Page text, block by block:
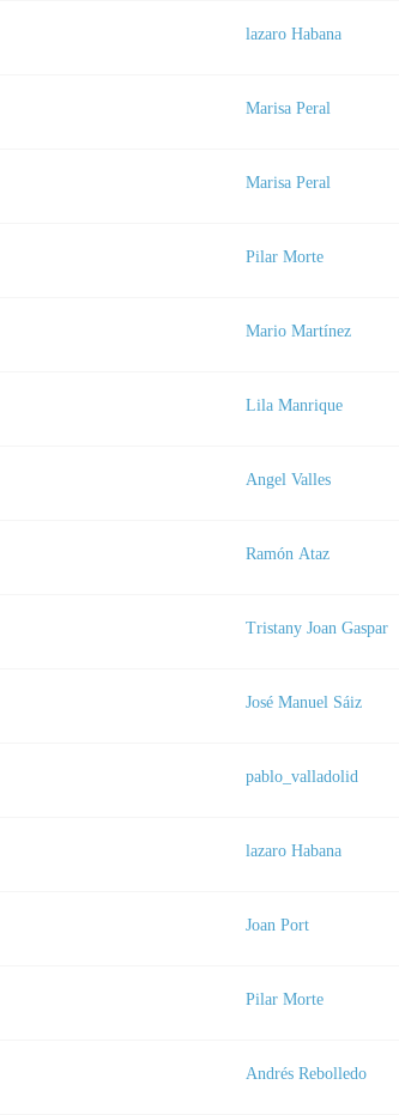
lazaro Habana
Marisa Peral
Marisa Peral
Pilar Morte
Mario Martínez
Lila Manrique
Angel Valles
Ramón Ataz
Tristany Joan Gaspar
José Manuel Sáiz
pablo_valladolid
lazaro Habana
Joan Port
Pilar Morte
Andrés Rebolledo